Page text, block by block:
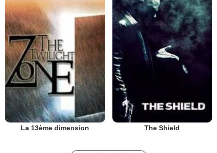
La 13ème dimension The Shield